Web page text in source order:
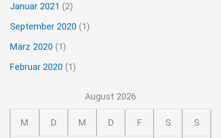
Januar 2021 (2)
September 2020 (1)
März 2020 (1)
Februar 2020 (1)
August 2026
M D M D F S S